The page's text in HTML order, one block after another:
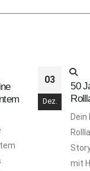
03
Dez.
50
Dein
mit